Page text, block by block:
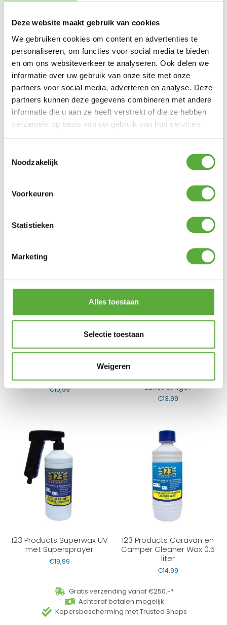
Deze website maakt gebruik van cookies
We gebruiken cookies om content en advertenties te
personaliseren, om functies voor social media te bieden
en om ons websiteverkeer te analyseren. Ook delen we
informatie over uw gebruik van onze site met onze
partners voor social media, adverteren en analyse. Deze
partners kunnen deze gegevens combineren met andere
informatie die u aan ze heeft verstrekt of die ze hebben
verzameld op basis van uw gebruik van hun services.
Noodzakelijk
Voorkeuren
Statistieken
Marketing
Alles toestaan
Selectie toestaan
Weigeren
Sekalube PTFE rits-spray
400 ml
€13,99
BBQ en Ovenreiniger
€7,99
stuks
Raamtrekker met
demontabel handvat
Krasverwijderaar
€10,99
123 Products Omicron
Luifelreiniger
€13,99
123 Products Superwax UV
met Supersprayer
€19,99
123 Products Caravan en
Camper Cleaner Wax 0.5
liter
€14,99
Gratis verzending vanaf €250,-*
Achteraf betalen mogelijk
Kopersbescherming met Trusted Shops